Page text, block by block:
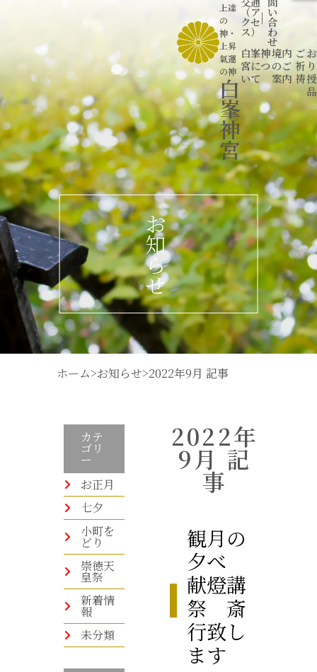
上達
の
神 ・
上昇
氣運
の神
白
峯
神
宮
（ア
クセ
ス）
| い
合
わ
せ
白峯神
宮につ
いて
境内
のご
案内
ご
祈
祷
品
お
知
ら
せ
ホーム>お知らせ>2022年9月 記事
カテ
ゴリ
ー
お正月
七夕
小町を
どり
崇徳天
皇祭
新着情
報
未分類
2022年
9月 記
事
観月の
夕べ
献燈講
祭 斎
行致し
ます